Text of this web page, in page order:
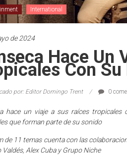
International
de 2024
Hace Un
Con
por: Editor Domingo Trent 0
hace un viaje a sus raíces tropicales
que forman parte de su sonido
de 11 temas cuenta con las
Valdés, Alex Cuba y Grupo Niche